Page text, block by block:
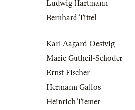
Ludwig Hartmann
Bernhard Tittel
Karl Aagard-Oestvig
Marie Gutheil-Schoder
Ernst Fischer
Hermann Gallos
Heinrich Tiemer